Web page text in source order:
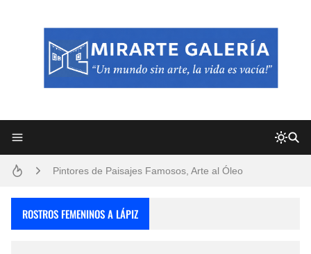
Pintores de Paisajes Famosos, Arte al Óleo
ROSTROS FEMENINOS A LÁPIZ